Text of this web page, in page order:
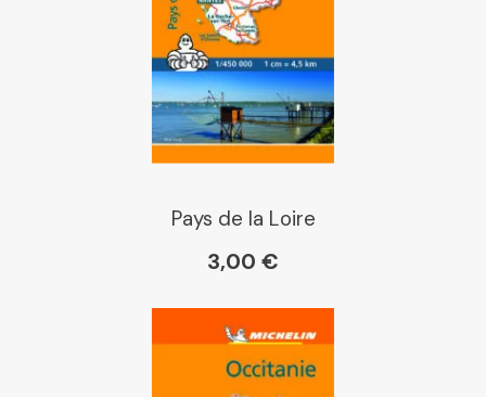
Dialogue
Librairie La Procure
Gibert
Kleber
Pays de la Loire
3,00 €